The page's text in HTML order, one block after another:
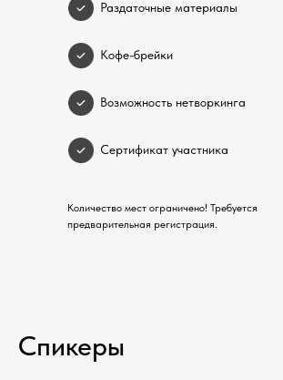
Раздаточные материалы
Кофе-брейки
Возможность нетворкинга
Сертификат участника
Количество мест ограничено! Требуется
предварительная регистрация.
Спикеры